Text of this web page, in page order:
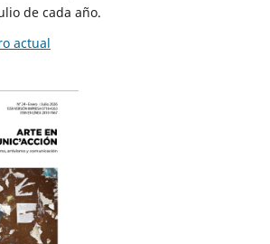
de cada año.
actual